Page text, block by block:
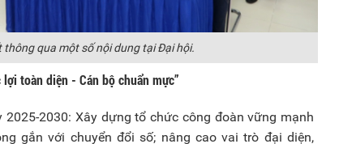
thông qua một số nội dung tại Đại hội.
toàn diện - Cán bộ chuẩn mực”
2030: Xây dựng tổ chức công đoàn vững mạnh
gắn với chuyển đổi số; nâng cao vai trò đại diện,